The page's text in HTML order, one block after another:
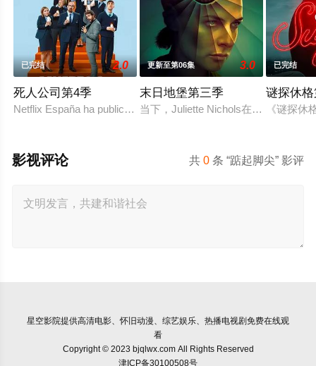
已完结 2.0
死人公司第4季
Netflix España ha publicado en redes social
更新至第06集 3.0
末日地堡第三季
当下，Juliette Nichols在被迫接受“净
已完结
谜探休
《谜探
共0 条 “踮起脚尖” 影评
影视评论
星空影院提供高清电影、怀旧动漫、综艺娱乐、热播电视剧免费在线观
看
Copyright © 2023 bjqlwx.com All Rights Reserved
津ICP备30100508号